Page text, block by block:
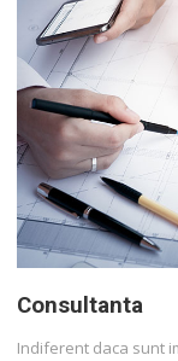
Consultanta
Indiferent daca sunt